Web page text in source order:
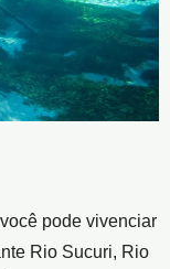
pode vivenciar
Rio Sucuri, Rio